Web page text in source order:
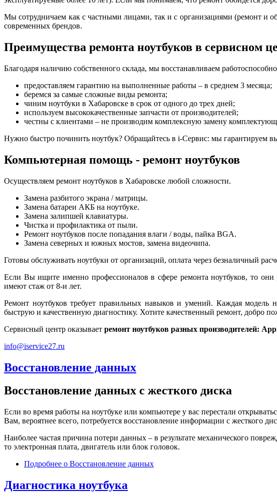
Мы сотрудничаем как с частными лицами, так и с организациями (ремонт и
современных брендов.
Преимущества ремонта ноутбуков в сервисном
Благодаря наличию собственного склада, мы восстанавливаем
предоставляем гарантию на выполненные работы – в среднем 3 месяца;
беремся за самые сложные виды ремонта;
чиним ноутбуки в Хабаровске в срок от одного до трех дней;
используем высококачественные запчасти от производителей;
честны с клиентами – не производим комплексную замену
Нужно быстро починить ноутбук? Обращайтесь в i-Сервис: мы гарантируем
Компьютерная помощь - ремонт ноутбуков
Осуществляем ремонт ноутбуков в Хабаровске любой сложности.
Замена разбитого экрана / матрицы.
Замена батареи АКБ на ноутбуке.
Замена залипшей клавиатуры.
Чистка и профилактика от пыли.
Ремонт ноутбуков после попадания влаги / воды, пайка BGA.
Замена северных и южных мостов, замена видеочипа.
Готовы обслуживать ноутбуки от организаций, оплата через безналичный
Если Вы ищите именно профессионалов в сфере ремонта ноутбуков, то
имеют стаж от 8-и лет.
Ремонт ноутбуков требует правильных навыков и умений. Каждая модель
быструю и качественную диагностику. Хотите качественный ремонт, добро
Сервисный центр оказывает ремонт ноутбуков разных производителей:
info@iservice27.ru
Восстановление данных
Восстановление данных c жесткого диска
Если во время работы на ноутбуке или компьютере у вас перестали
Вам, вероятнее всего, потребуется восстановление информации с жесткого
Наиболее частая причина потери данных – в результате механического
то электронная плата, двигатель или блок головок.
Подробнее о Восстановление данных
Диагностика ноутбука